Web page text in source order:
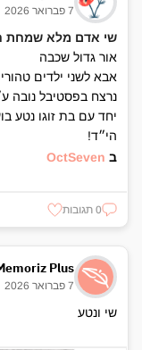
7 פברואר 2026
שי אדם מלא שמחת
אור גדול שכבה
אבא לשני ילדים
נרצח בפסטיבל נובה
יחד עם בת זוגו נטע
הי״ד!
ב OctSeven
0 תגובות
Plus
7 פברואר 2026
שי ונטע